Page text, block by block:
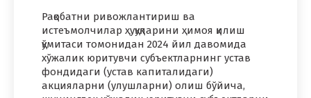
Рақобатни ривожлантириш ва
истеъмолчилар ҳуқуқларини ҳимоя қилиш
қўмитаси томонидан 2024 йил давомида
хўжалик юритувчи субъектларнинг устав
фондидаги (устав капиталидаги)
акцияларни (улушларни) олиш бўйича,